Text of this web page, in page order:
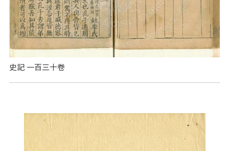
史記 一百三十卷